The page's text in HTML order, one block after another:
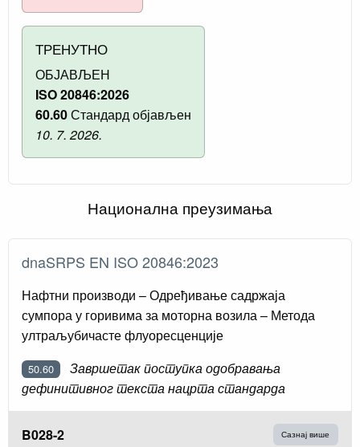
ТРЕНУТНО
ОБЈАВЉЕН
ISO 20846:2026
60.60Стандард објављен
10. 7. 2026.
Национална преузимања
dnaSRPS EN ISO 20846:2023
Нафтни производи – Одређивање садржаја
сумпора у горивима за моторна возила – Метода
ултраљубичасте флуоресценције
50.60
Завршетак поступка одобравања
дефинитивног текста нацрта стандарда
B028-2 Сазнај више